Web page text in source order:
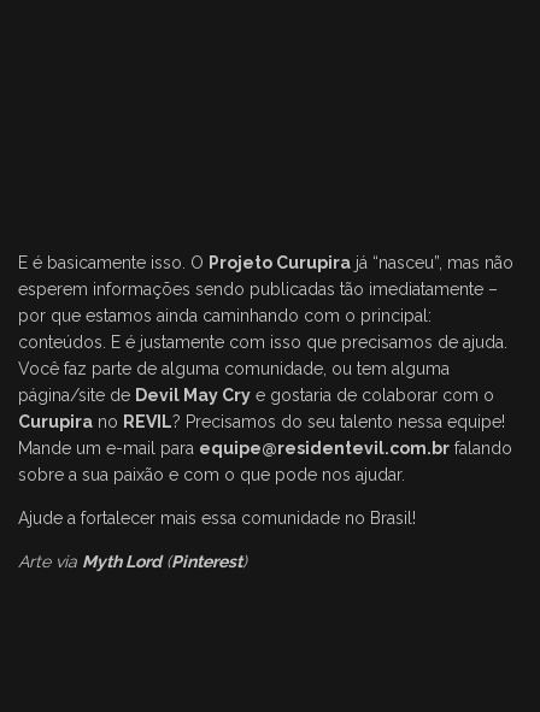
E é basicamente isso. O Projeto Curupira já “nasceu”, mas não
esperem informações sendo publicadas tão imediatamente –
por que estamos ainda caminhando com o principal:
conteúdos. E é justamente com isso que precisamos de ajuda.
Você faz parte de alguma comunidade, ou tem alguma
página/site de Devil May Cry e gostaria de colaborar com o
Curupira no REVIL? Precisamos do seu talento nessa equipe!
Mande um e-mail para equipe@residentevil.com.br falando
sobre a sua paixão e com o que pode nos ajudar.
Ajude a fortalecer mais essa comunidade no Brasil!
Arte via Myth Lord(Pinterest)